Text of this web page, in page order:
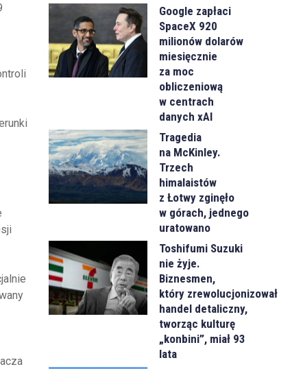
Google zapłaci
SpaceX 920
milionów dolarów
miesięcznie
za moc
obliczeniową
w centrach
danych xAI
Tragedia
na McKinley.
Trzech
himalaistów
z Łotwy zginęło
w górach, jednego
uratowano
Toshifumi Suzuki
nie żyje.
Biznesmen,
który zrewolucjonizował
handel detaliczny,
tworząc kulturę
„konbini”, miał 93
lata